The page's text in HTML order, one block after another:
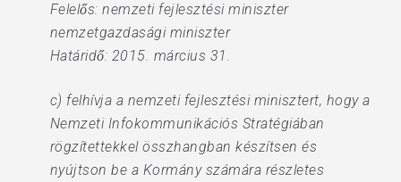
Felelős: nemzeti fejlesztési miniszter
nemzetgazdasági miniszter
Határidő: 2015. március 31.
c) felhívja a nemzeti fejlesztési minisztert, hogy a
Nemzeti Infokommunikációs Stratégiában
rögzítettekkel összhangban készítsen és
nyújtson be a Kormány számára részletes